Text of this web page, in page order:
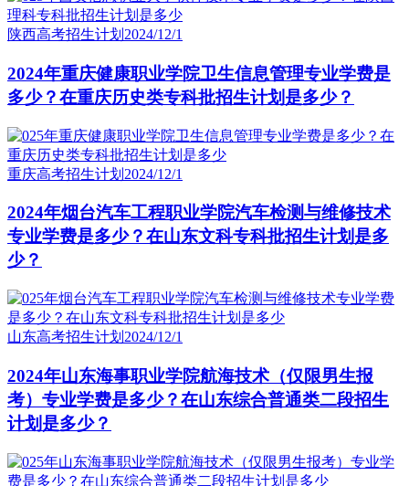
陕西高考招生计划 2024/12/1
2024年重庆健康职业学院卫生信息管理专业学费是
多少？在重庆历史类专科批招生计划是多少？
重庆高考招生计划 2024/12/1
2024年烟台汽车工程职业学院汽车检测与维修技术
专业学费是多少？在山东文科专科批招生计划是多
少？
山东高考招生计划 2024/12/1
2024年山东海事职业学院航海技术（仅限男生报
考）专业学费是多少？在山东综合普通类二段招生
计划是多少？